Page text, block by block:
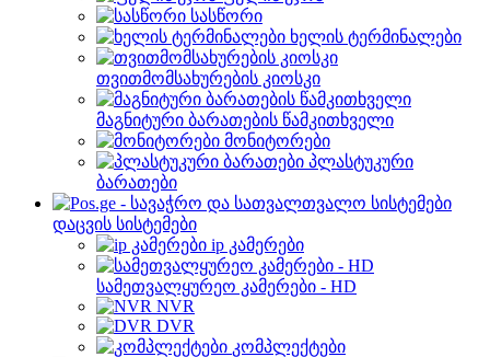
სასწორი
ხელის ტერმინალები
თვითმომსახურების კიოსკი
მაგნიტური ბარათების წამკითხველი
მონიტორები
პლასტუკური
ბარათები
დაცვის სისტემები
ip კამერები
სამეთვალყურეო კამერები - HD
NVR
DVR
კომპლექტები